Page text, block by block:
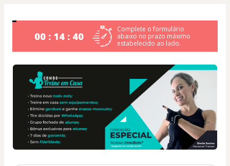
00 : 14 : 39
Complete o formulário
abaixo no prazo máximo
estabelecido ao lado.